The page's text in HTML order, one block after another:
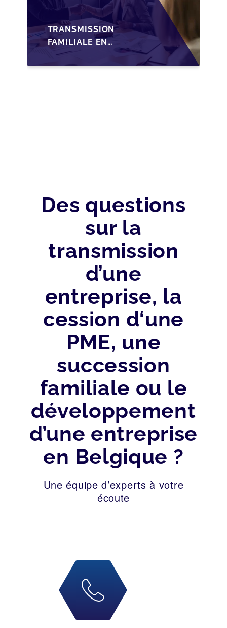
TRANSMISSION
FAMILIALE EN
WALLONIE :
NOUVELLES
Des questions
sur la
transmission
d’une
entreprise, la
cession d‘une
PME, une
succession
familiale ou le
développement
d’une entreprise
en Belgique ?
Une équipe d’experts à votre
écoute